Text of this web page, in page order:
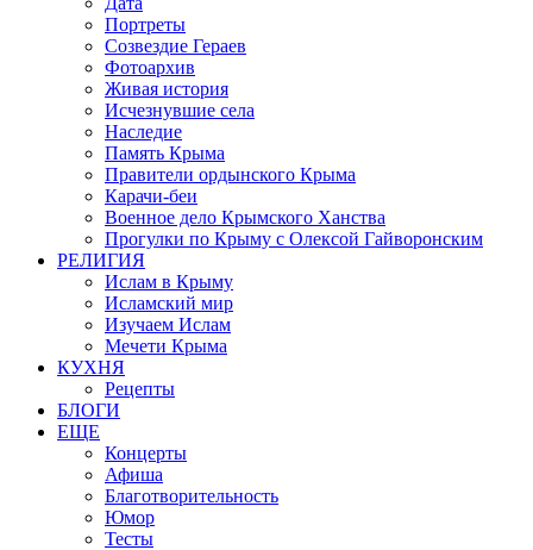
Портреты
Созвездие Гераев
Фотоархив
Живая история
Исчезнувшие села
Наследие
Память Крыма
Правители ордынского Крыма
Карачи-беи
Военное дело Крымского Ханства
Прогулки по Крыму с Олексой Гайворонским
РЕЛИГИЯ
Ислам в Крыму
Исламский мир
Изучаем Ислам
Мечети Крыма
КУХНЯ
Рецепты
БЛОГИ
ЕЩЕ
Концерты
Афиша
Благотворительность
Юмор
Тесты